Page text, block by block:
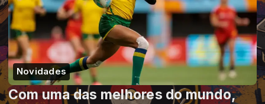
Novidades
Com uma das melhores do mundo,